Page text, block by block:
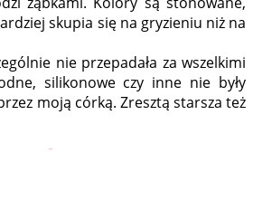
skupia się na gryzieniu niż na
nie przepadała za wszelkimi
silikonowe czy inne nie były
moją córką. Zresztą starsza też